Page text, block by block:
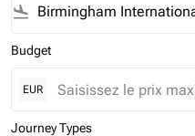
flight_land
Budget
EUR
Journey Types